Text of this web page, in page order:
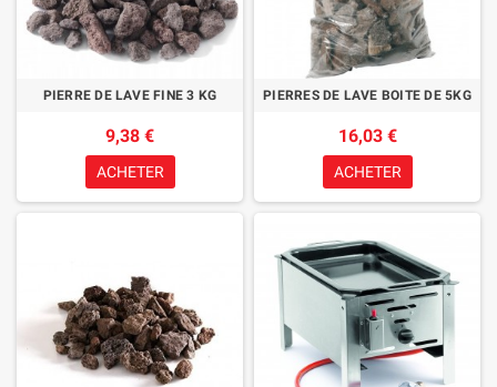
PIERRE DE LAVE FINE 3 KG
9,38 €
ACHETER
PIERRES DE LAVE BOITE DE 5KG
16,03 €
ACHETER